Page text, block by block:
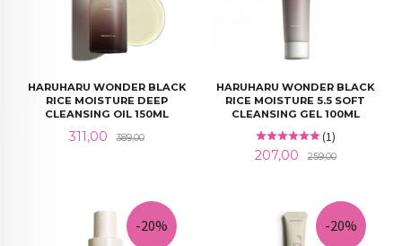
HARUHARU WONDER BLACK
RICE MOISTURE DEEP
CLEANSING OIL 150ML
Tilbud
311,00 389,00Rabatt
HARUHARU WONDER BLACK
RICE MOISTURE 5.5 SOFT
CLEANSING GEL 100ML
(1)
Tilbud
207,00 259,00Rabatt
-20% -20%